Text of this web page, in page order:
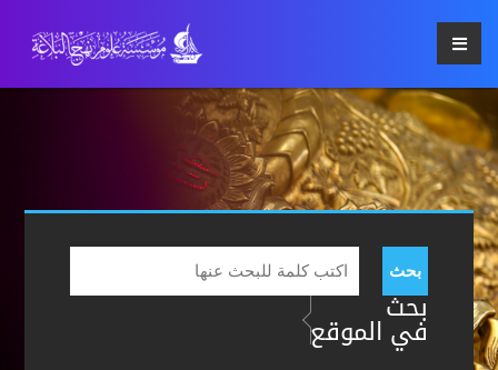
بحث
بحث
في الموقع